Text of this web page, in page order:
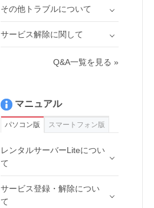
その他トラブルについて
サービス解除に関して
Q&A一覧を見る »
マニュアル
パソコン版 スマートフォン版
レンタルサーバーLiteについ
て
サービス登録・解除につい
て